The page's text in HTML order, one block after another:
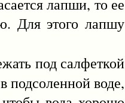
лапши, то ее
Для этого лапшу
под салфеткой
подсоленной воде,